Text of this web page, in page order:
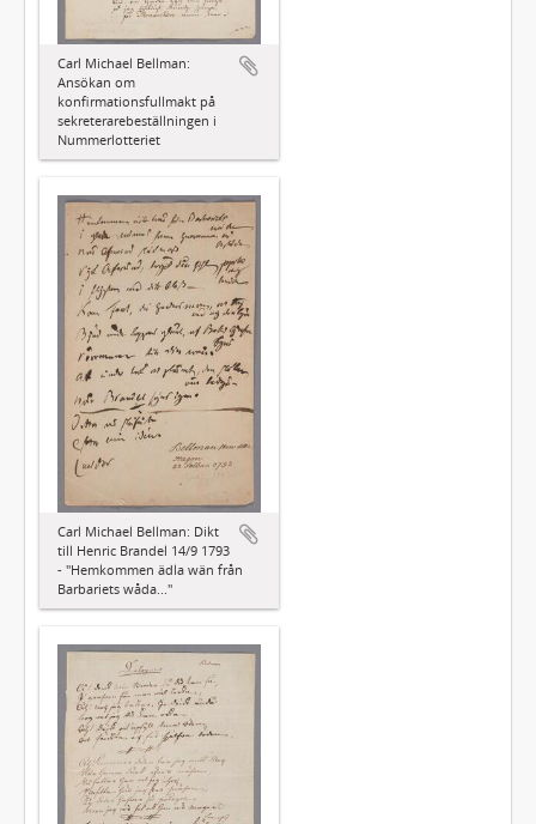
Carl Michael Bellman:
Ansökan om
konfirmationsfullmakt på
sekreterarebeställningen i
Nummerlotteriet
Carl Michael Bellman: Dikt
till Henric Brandel 14/9 1793
- "Hemkommen ädla wän från
Barbariets wåda..."